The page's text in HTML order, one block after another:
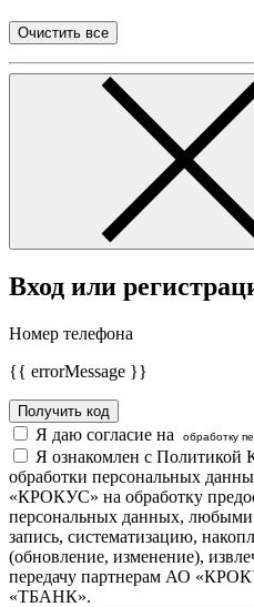
Очистить все
Вход или
Номер телефона
{{ errorMessage }}
Получить код
Я даю согласие на обработку
Я ознакомлен с Политикой
обработки персональных
«КРОКУС» на обработку
персональных данных, любыми
запись, систематизацию,
(обновление, изменение),
передачу партнерам АО
«ТБАНК».